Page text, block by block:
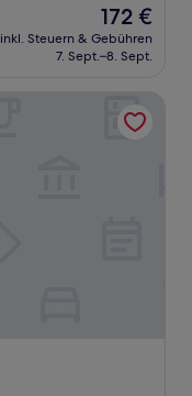
Der
Preis
beträgt
172 €
inkl. Steuern & Gebühren
7. Sept.–8. Sept.